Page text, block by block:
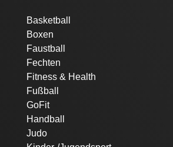
Navigation
überspringen
Basketball
Boxen
Faustball
Fechten
Fitness & Health
Fußball
GoFit
Handball
Judo